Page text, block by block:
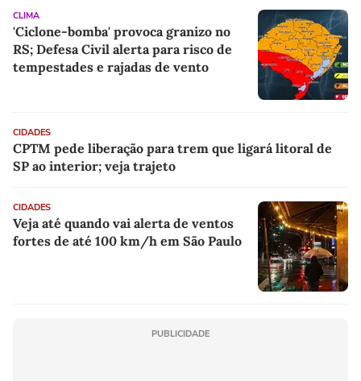
CLIMA
'Ciclone-bomba' provoca granizo no
RS; Defesa Civil alerta para risco de
tempestades e rajadas de vento
CIDADES
CPTM pede liberação para trem que ligará litoral de
SP ao interior; veja trajeto
CIDADES
Veja até quando vai alerta de ventos
fortes de até 100 km/h em São Paulo
PUBLICIDADE